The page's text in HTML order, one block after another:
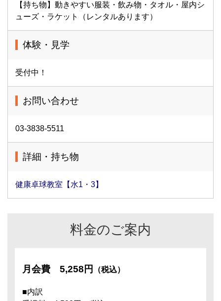
【持ち物】動きやすい服装・飲み物・タオル・屋内シ
ューズ・ラケット（レンタルあります）
体験・見学
受付中！
お問い合わせ
03-3838-5511
詳細・持ち物
健康卓球教室【水1・3】
料金のご案内
月会費 5,258円 （税込）
■内訳